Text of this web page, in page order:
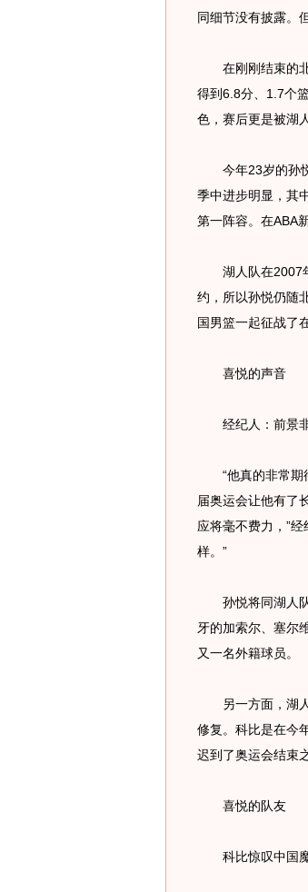
同细节没有披露。
在刚刚结束的北
得到6.8分、1.7个
色，赛后更是被湖
今年23岁的孙悦
季中进步明显，其
第一阵容。在ABA
湖人队在2007年
约，所以孙悦仍随
国男篮一起征战了
喜悦的声音
经纪人：前景
“他真的非常期待
届奥运会让他有了
应将毫不费力，”
样。”
孙悦将同湖人队
牙的加索尔、塞尔
又一名外籍球员。
另一方面，湖人
修复。科比是在今
迟到了奥运会结束
喜悦的队友
科比惊叹中国